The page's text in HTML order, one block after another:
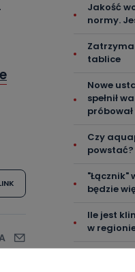
Jakość
normy.
tablice
Nowe
spełnił
Czy
powstać?
"Łącznik"
będzie
Ile jest
w
Więcej